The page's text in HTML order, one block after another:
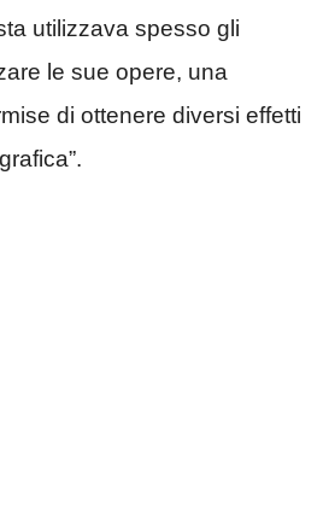
utilizzava spesso gli
le sue opere, una
di ottenere diversi effetti